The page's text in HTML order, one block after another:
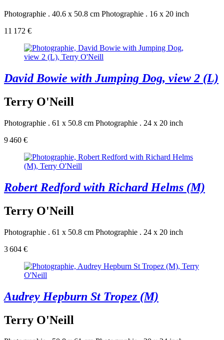
Photographie . 40.6 x 50.8 cm Photographie . 16 x 20 inch
11 172 €
David Bowie with Jumping Dog, view 2 (L)
Terry O'Neill
Photographie . 61 x 50.8 cm Photographie . 24 x 20 inch
9 460 €
Robert Redford with Richard Helms (M)
Terry O'Neill
Photographie . 61 x 50.8 cm Photographie . 24 x 20 inch
3 604 €
Audrey Hepburn St Tropez (M)
Terry O'Neill